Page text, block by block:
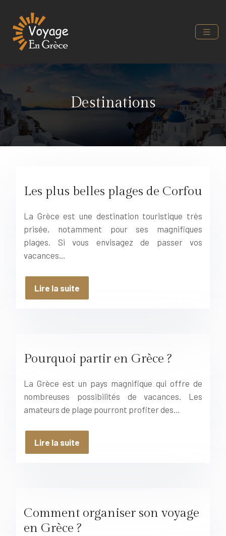
Destinations
Les plus belles plages de Corfou
La Grèce est une destination touristique très
prisée, notamment pour ses magnifiques
plages. Si vous envisagez de passer vos
vacances…
Lire la suite
Pourquoi partir en Grèce ?
La Grèce est un pays magnifique qui offre de
nombreuses possibilités de vacances. Les
amateurs de plage pourront profiter des…
Lire la suite
Comment organiser son voyage
en Grèce ?